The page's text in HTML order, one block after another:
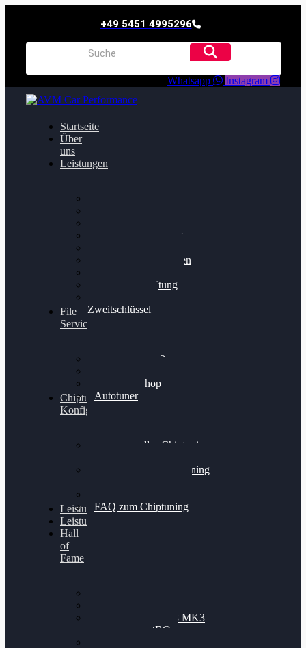
+49 5451 4995296
Whatsapp Instagram
Startseite
Über
uns
Leistungen
Getriebeoptimierung
Bremsscheiben planen
Felgenaufbereitung
Zweitschlüssel
File
Service
Alientech Kess3
Alientech Shop
Autotuner
Chiptuning
Konfigurator
Professionelles Chiptuning
Professionelles Chiptuning
FAQ zum Chiptuning
Leistungsmessung
Leistungsprüfstand
Hall
of
Fame
Nissan GT-R35 3.8 MK3
V6 TWINTURBO